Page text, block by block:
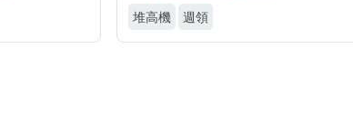
堆高機 週領